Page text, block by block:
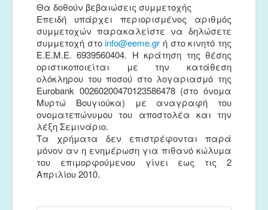
Θα δοθούν βεβαιώσεις συμμετοχής
Επειδή υπάρχει περιορισμένος αριθμός
συμμετοχών παρακαλείστε να δηλώσετε
συμμετοχή στοinfo@eeme.gr ή στο κινητό της
Ε.Ε.Μ.Ε. 6939560404. Η κράτηση της θέσης
οριστικοποιείται με την κατάθεση
ολόκληρου του ποσού στο λογαριασμό της
Eurobank 00260200470123586478 (στο όνομα
Μυρτώ Βουγιούκα) με αναγραφή του
ονοματεπώνυμου του αποστολέα και την
λέξη Σεμινάριο.
Τα χρήματα δεν επιστρέφονται παρά
μόνον αν η ενημέρωση για πιθανό κώλυμα
του επιμορφούμενου γίνει εως τις 2
Απριλίου 2010.